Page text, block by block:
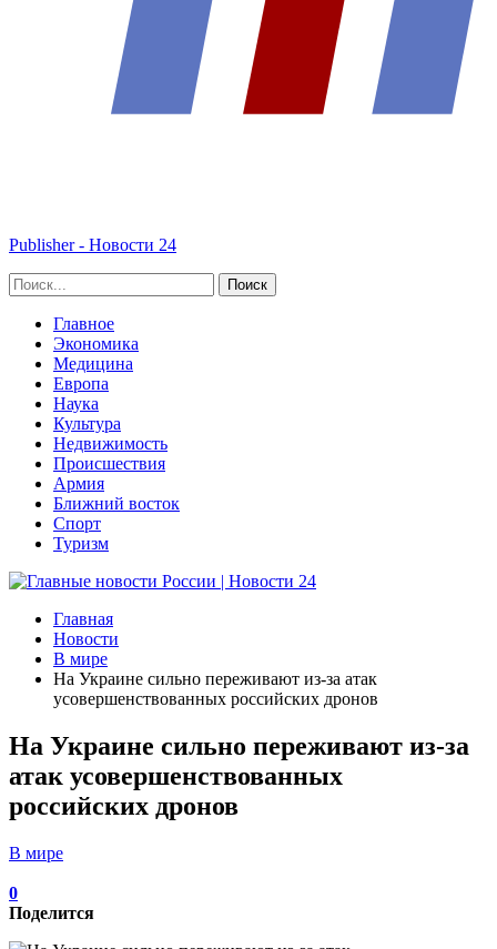
Publisher - Новости 24
Главное
Экономика
Медицина
Европа
Наука
Культура
Недвижимость
Происшествия
Армия
Ближний восток
Спорт
Туризм
Главная
Новости
В мире
На Украине сильно переживают из-за атак
усовершенствованных российских дронов
На Украине сильно переживают из-за
атак усовершенствованных
российских дронов
В мире
0
Поделится